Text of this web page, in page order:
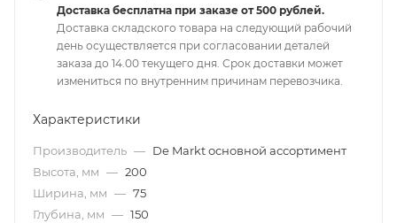
Доставка бесплатна при заказе от 500 рублей.
Доставка складского товара на следующий рабочий
день осуществляется при согласовании деталей
заказа до 14.00 текущего дня. Срок доставки может
измениться по внутренним причинам перевозчика.
Характеристики
Производитель — De Markt основной ассортимент
Высота, мм — 200
Ширина, мм — 75
Глубина, мм — 150